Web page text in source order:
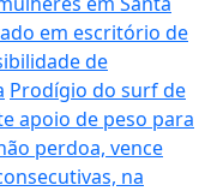
em escritório de
de
Prodígio do surf de
apoio de peso para
perdoa, vence
na